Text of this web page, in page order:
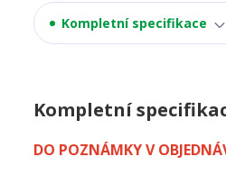
Kompletní specifikace
Kompletní
DO POZNÁMKY V